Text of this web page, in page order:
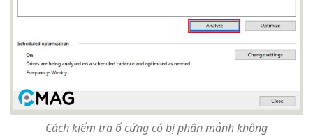
Cách kiểm tra ổ cứng có bị phân mảnh không